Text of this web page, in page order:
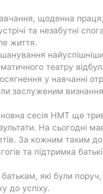
щоденна
та незабутні
життя.
театру
у навчанні
заслуженим
сесія НМТ ще
На сьогодні
За кожним таким
та підтримка
які були
до успіху.